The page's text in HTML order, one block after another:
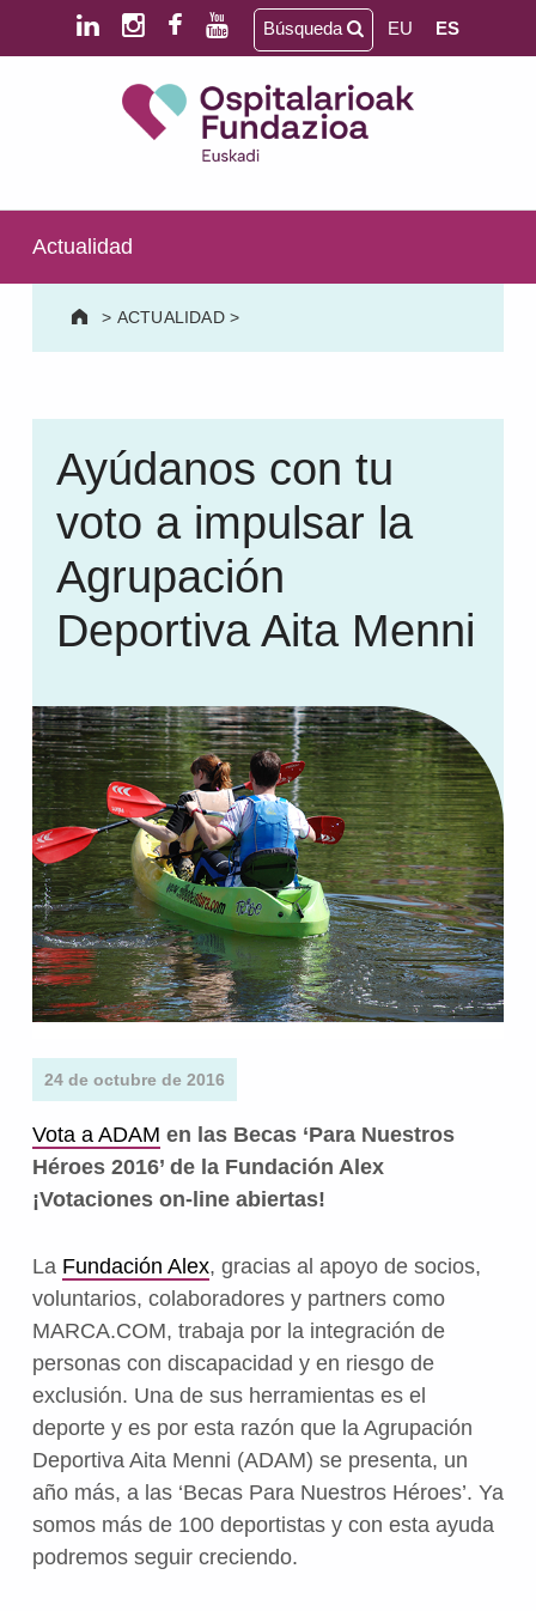
Saltar al contenido principal
Saltar al pie de página
SALUD MENTAL | DISCAPACIDAD INTELECTUAL | NEURORREHABILITACIÓN Y DAÑO CEREBRAL | PERSONA MAYOR
Búsqueda EU ES
Actualidad
> ACTUALIDAD>
Ayúdanos con tu
voto a impulsar la
Agrupación
Deportiva Aita Menni
24 de octubre de 2016
Vota a ADAM en las Becas ‘Para Nuestros
Héroes 2016’ de la Fundación Alex
¡Votaciones on-line abiertas!
La Fundación Alex, gracias al apoyo de socios,
voluntarios, colaboradores y partners como
MARCA.COM, trabaja por la integración de
personas con discapacidad y en riesgo de
exclusión. Una de sus herramientas es el
deporte y es por esta razón que la Agrupación
Deportiva Aita Menni (ADAM) se presenta, un
año más, a las ‘Becas Para Nuestros Héroes’. Ya
somos más de 100 deportistas y con esta ayuda
podremos seguir creciendo.